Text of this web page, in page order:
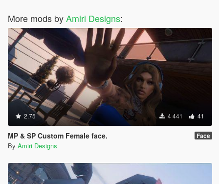
More mods byAmiri Designs:
2.75 4 441 41
MP & SP Custom Female face. Face
By Amiri Designs